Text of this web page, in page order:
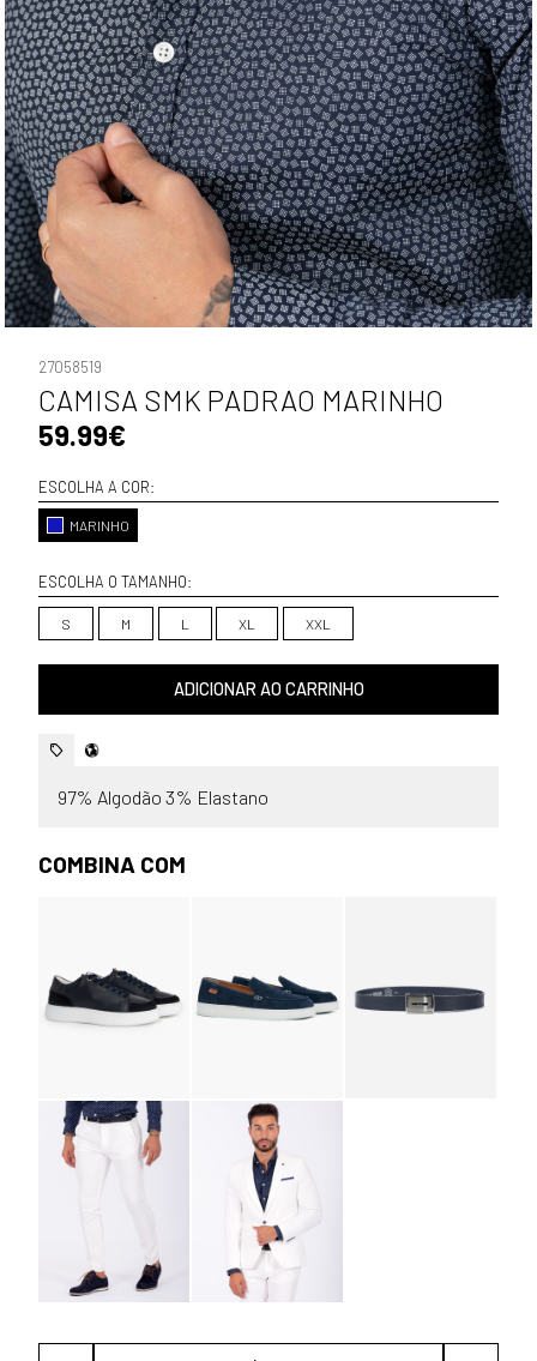
27058519
CAMISA SMK PADRAO MARINHO
59.99€
ESCOLHA A COR:
MARINHO
ESCOLHA O TAMANHO:
S M L XL XXL
ADICIONAR AO CARRINHO
97% Algodão 3% Elastano
COMBINA COM